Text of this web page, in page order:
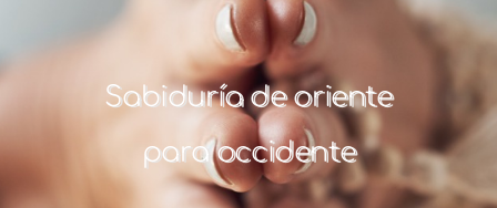
Sabiduría de oriente
para occidente